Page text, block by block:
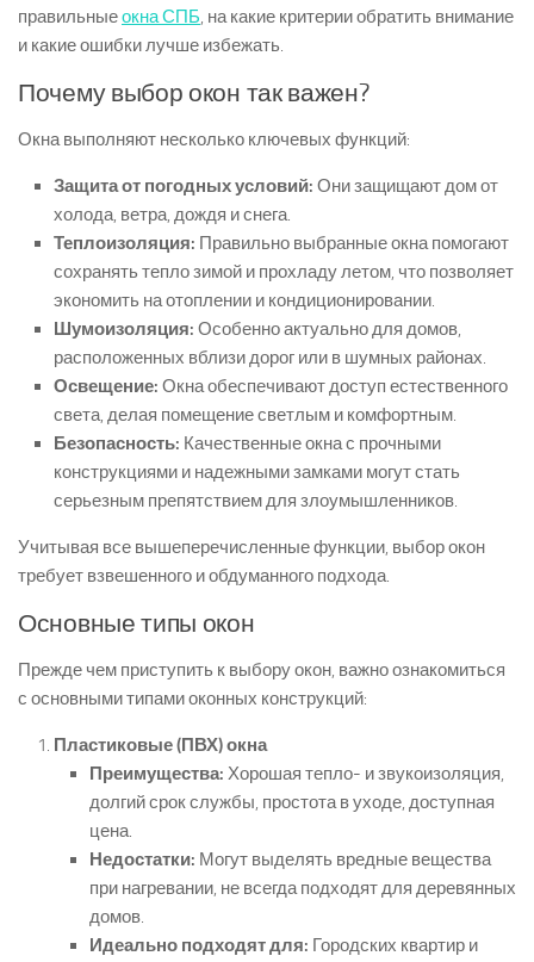
правильныеокна СПБ, на какие критерии обратить внимание
и какие ошибки лучше избежать.
Почему выбор окон так важен?
Окна выполняют несколько ключевых функций:
Защита от погодных условий: Они защищают дом от
холода, ветра, дождя и снега.
Теплоизоляция: Правильно выбранные окна помогают
сохранять тепло зимой и прохладу летом, что позволяет
экономить на отоплении и кондиционировании.
Шумоизоляция: Особенно актуально для домов,
расположенных вблизи дорог или в шумных районах.
Освещение: Окна обеспечивают доступ естественного
света, делая помещение светлым и комфортным.
Безопасность: Качественные окна с прочными
конструкциями и надежными замками могут стать
серьезным препятствием для злоумышленников.
Учитывая все вышеперечисленные функции, выбор окон
требует взвешенного и обдуманного подхода.
Основные типы окон
Прежде чем приступить к выбору окон, важно ознакомиться
с основными типами оконных конструкций:
Пластиковые (ПВХ) окна
Преимущества: Хорошая тепло- и звукоизоляция,
долгий срок службы, простота в уходе, доступная
цена.
Недостатки: Могут выделять вредные вещества
при нагревании, не всегда подходят для деревянных
домов.
Идеально подходят для: Городских квартир и